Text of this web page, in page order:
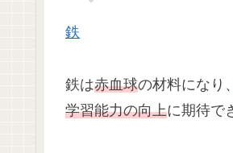
鉄
鉄は赤血球の材料になり、
学習能力の向上に期待で